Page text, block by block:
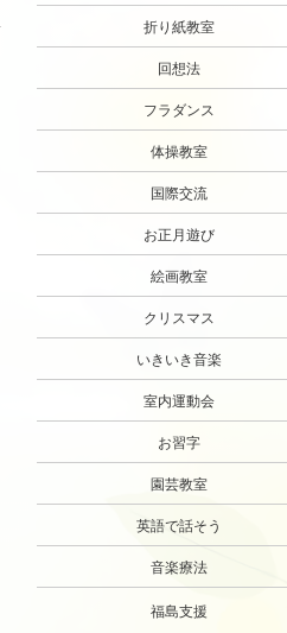
折り紙教室
回想法
フラダンス
体操教室
国際交流
お正月遊び
絵画教室
クリスマス
いきいき音楽
室内運動会
お習字
園芸教室
英語で話そう
音楽療法
福島支援